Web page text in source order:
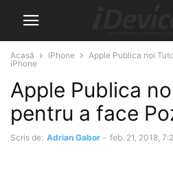
Acasă iPhone
Apple Publica noi
iPhone
Apple Publica
pentru a face
Scris de: Adrian Gabor - feb. 21, 2018,